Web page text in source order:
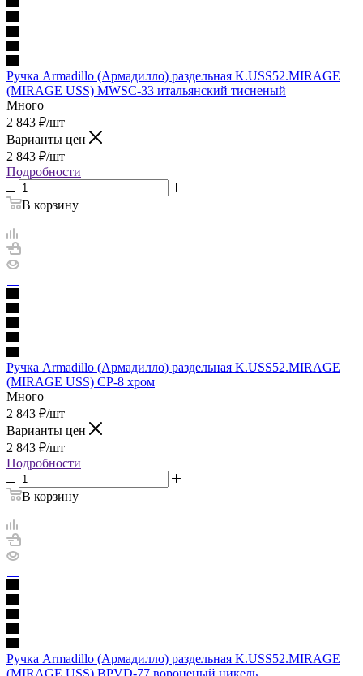
Ручка Armadillo (Армадилло) раздельная K.USS52.MIRAGE
(MIRAGE USS) MWSC-33 итальянский тисненый
Много
2 843 ₽/шт
Варианты цен
2 843 ₽/шт
Подробности
В корзину
Ручка Armadillo (Армадилло) раздельная K.USS52.MIRAGE
(MIRAGE USS) CP-8 хром
Много
2 843 ₽/шт
Варианты цен
2 843 ₽/шт
Подробности
В корзину
Ручка Armadillo (Армадилло) раздельная K.USS52.MIRAGE
(MIRAGE USS) BPVD-77 вороненый никель